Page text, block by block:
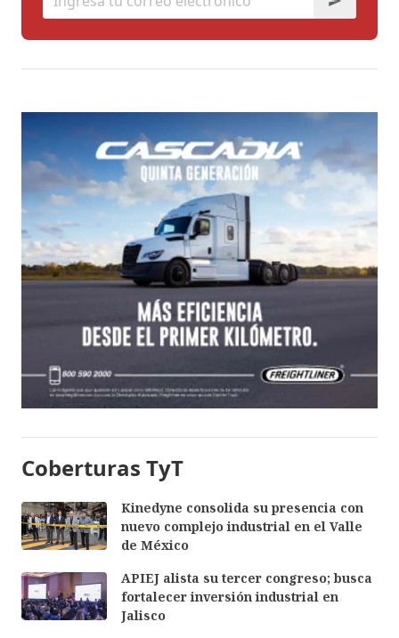
Coberturas TyT
Kinedyne consolida su presencia con
nuevo complejo industrial en el Valle
de México
APIEJ alista su tercer congreso; busca
fortalecer inversión industrial en
Jalisco